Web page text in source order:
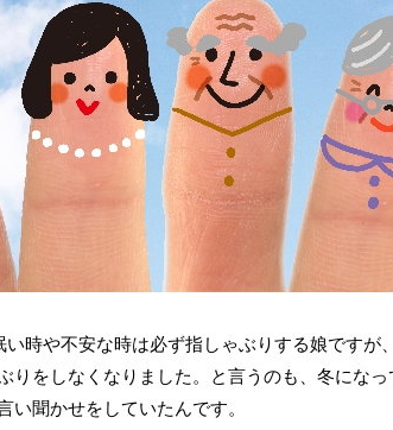
い時や不安な時は必ず指しゃぶりする娘ですが
りをしなくなりました。と言うのも、冬にな
い聞かせをしていたんです。